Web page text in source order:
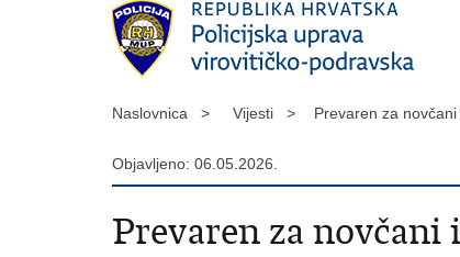
Naslovnica > Vijesti > Prevaren za
Objavljeno: 06.05.2026.
Prevaren za novčani